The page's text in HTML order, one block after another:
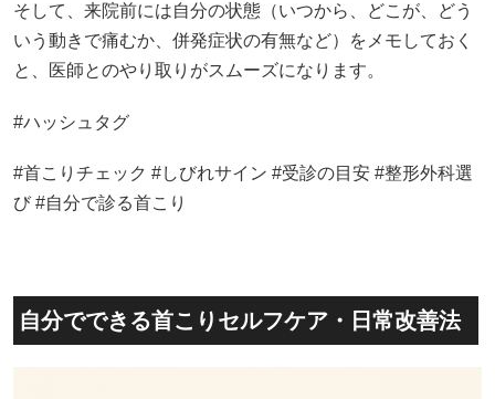
そして、来院前には自分の状態（いつから、どこが、どう
いう動きで痛むか、併発症状の有無など）をメモしておく
と、医師とのやり取りがスムーズになります。
#ハッシュタグ
#首こりチェック #しびれサイン #受診の目安 #整形外科選
び #自分で診る首こり
自分でできる首こりセルフケア・日常改善法